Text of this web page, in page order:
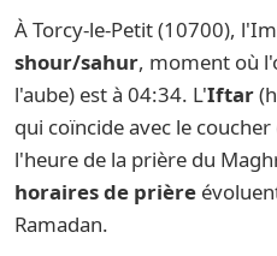
À Torcy-le-Petit (10700),
shour/sahur, moment où
l'aube) est à 04:34. L'Iftar
qui coïncide avec le
l'heure de la prière du
horaires de prière
Ramadan.